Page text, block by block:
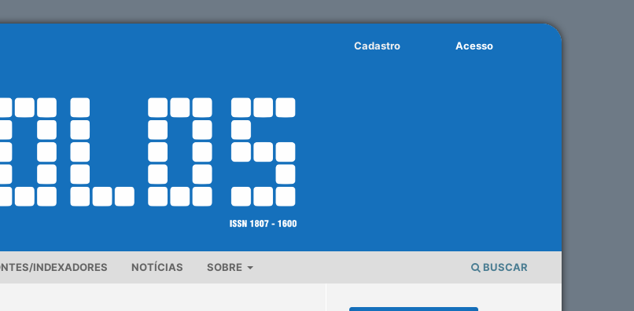
INDEXADORES NOTÍCIAS SOBRE BUSCAR
Cadastro Acesso